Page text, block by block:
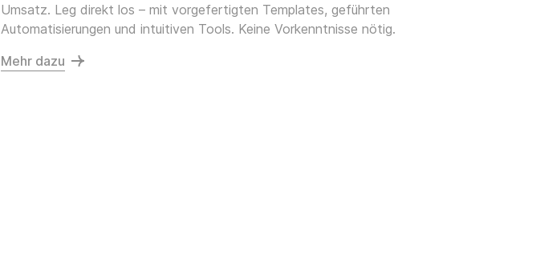
Umsatz. Leg direkt los – mit vorgefertigten Templates, geführten
Automatisierungen und intuitiven Tools. Keine Vorkenntnisse nötig.
Mehr dazu